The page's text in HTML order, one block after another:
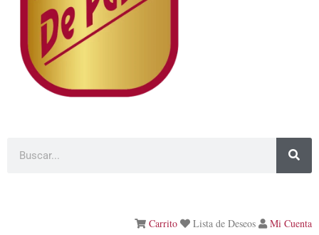
Carrito Lista de Deseos Mi Cuenta